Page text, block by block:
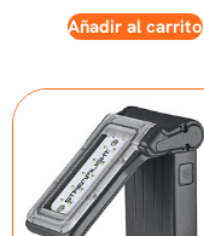
Añadir al carrito